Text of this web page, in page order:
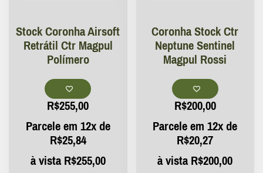
Stock Coronha Airsoft
Retrátil Ctr Magpul
Polímero
R$255,00
Parcele em 12x de
R$25,84
à vistaR$255,00
Coronha Stock Ctr
Neptune Sentinel
Magpul Rossi
R$200,00
Parcele em 12x de
R$20,27
à vistaR$200,00